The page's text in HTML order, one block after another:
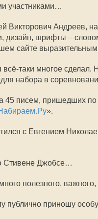
участниками…
Викторович Андреев,
дизайн, шрифты –
сайте
всё-таки многое
набора в
45 писем, пришедших по
».
с Евгением
Стивене Джобсе…
много полезного,
публично приношу